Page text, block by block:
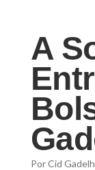
A
PorCid